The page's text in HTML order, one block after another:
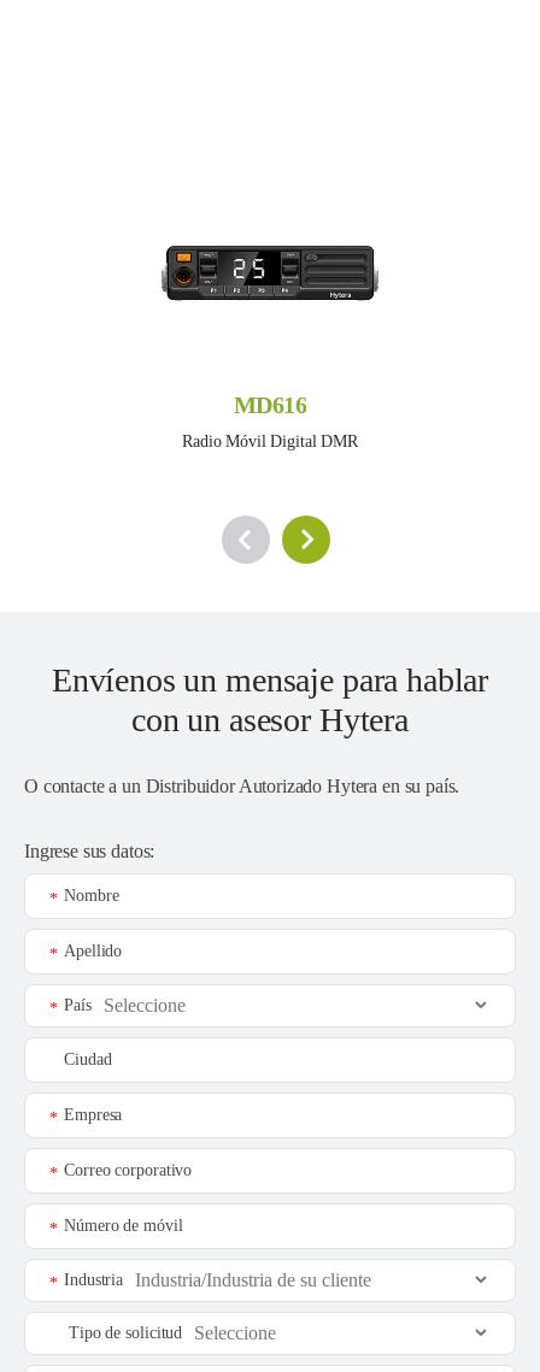
MD616
Radio Móvil Digital DMR
Envíenos un mensaje para hablar
con un asesor Hytera
O contacte a un Distribuidor Autorizado Hytera en su país.
Ingrese sus datos:
Nombre
*
Apellido
*
País
*
Ciudad
Empresa
*
Correo corporativo
*
Número de móvil
*
Industria
*
Tipo de solicitud